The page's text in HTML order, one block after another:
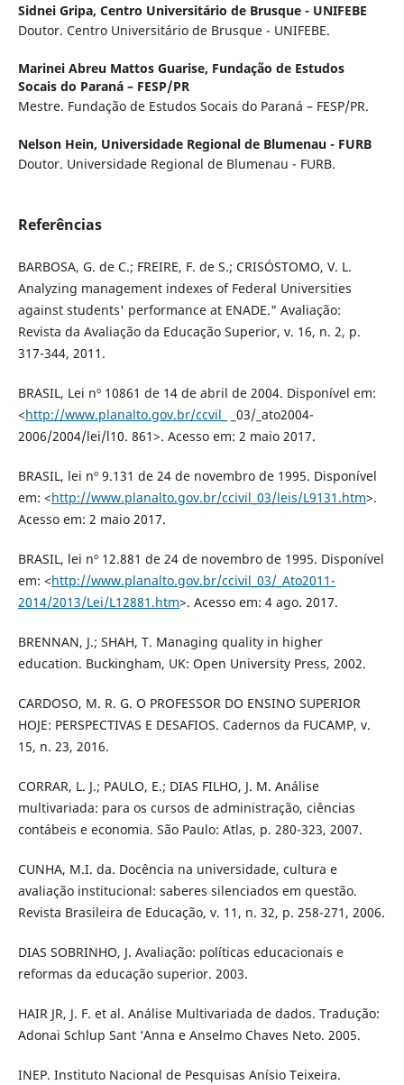
Sidnei Gripa, Centro Universitário de Brusque - UNIFEBE
Doutor. Centro Universitário de Brusque - UNIFEBE.
Marinei Abreu Mattos Guarise, Fundação de Estudos
Socais do Paraná – FESP/PR
Mestre. Fundação de Estudos Socais do Paraná – FESP/PR.
Nelson Hein, Universidade Regional de Blumenau - FURB
Doutor. Universidade Regional de Blumenau - FURB.
Referências
BARBOSA, G. de C.; FREIRE, F. de S.; CRISÓSTOMO, V. L.
Analyzing management indexes of Federal Universities
against students' performance at ENADE." Avaliação:
Revista da Avaliação da Educação Superior, v. 16, n. 2, p.
317-344, 2011.
BRASIL, Lei nº 10861 de 14 de abril de 2004. Disponível em:
<http://www.planalto.gov.br/ccvil_
_03/_ato2004-
2006/2004/lei/l10. 861>. Acesso em: 2 maio 2017.
BRASIL, lei nº 9.131 de 24 de novembro de 1995. Disponível
em: <http://www.planalto.gov.br/ccivil_03/leis/L9131.htm>.
Acesso em: 2 maio 2017.
BRASIL, lei nº 12.881 de 24 de novembro de 1995. Disponível
em: <http://www.planalto.gov.br/ccivil_03/_Ato2011-
2014/2013/Lei/L12881.htm>. Acesso em: 4 ago. 2017.
BRENNAN, J.; SHAH, T. Managing quality in higher
education. Buckingham, UK: Open University Press, 2002.
CARDOSO, M. R. G. O PROFESSOR DO ENSINO SUPERIOR
HOJE: PERSPECTIVAS E DESAFIOS. Cadernos da FUCAMP, v.
15, n. 23, 2016.
CORRAR, L. J.; PAULO, E.; DIAS FILHO, J. M. Análise
multivariada: para os cursos de administração, ciências
contábeis e economia. São Paulo: Atlas, p. 280-323, 2007.
CUNHA, M.I. da. Docência na universidade, cultura e
avaliação institucional: saberes silenciados em questão.
Revista Brasileira de Educação, v. 11, n. 32, p. 258-271, 2006.
DIAS SOBRINHO, J. Avaliação: políticas educacionais e
reformas da educação superior. 2003.
HAIR JR, J. F. et al. Análise Multivariada de dados. Tradução:
Adonai Schlup Sant ‘Anna e Anselmo Chaves Neto. 2005.
INEP. Instituto Nacional de Pesquisas Anísio Teixeira.